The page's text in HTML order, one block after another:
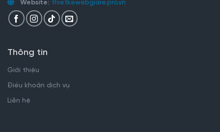
Website: thietkewebgiare.pro.vn
Thông tin
Giới thiệu
Điều khoản dịch vụ
Liên hệ